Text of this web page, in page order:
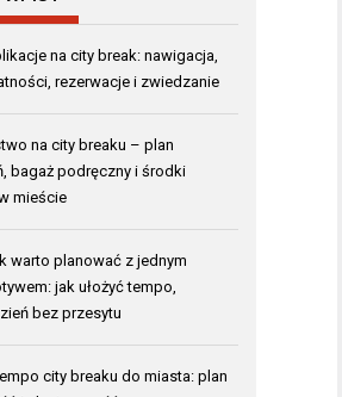
na city break: nawigacja,
rezerwacje i zwiedzanie
na city breaku – plan
bagaż podręczny i środki
mieście
warto planować z jednym
jak ułożyć tempo,
bez przesytu
city breaku do miasta: plan